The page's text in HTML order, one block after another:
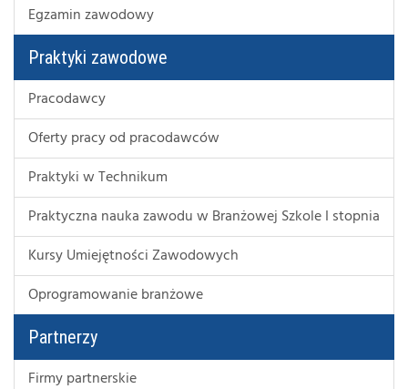
Egzamin zawodowy
Praktyki zawodowe
Pracodawcy
Oferty pracy od pracodawców
Praktyki w Technikum
Praktyczna nauka zawodu w Branżowej Szkole I stopnia
Kursy Umiejętności Zawodowych
Oprogramowanie branżowe
Partnerzy
Firmy partnerskie